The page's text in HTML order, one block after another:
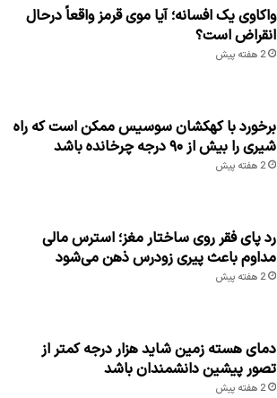
واکاوی یک افسانه؛ آیا موی قرمز واقعاً درحال
انقراض است؟
2 هفته پیش
برخورد با کهکشان سوسیس ممکن است که راه
شیری را بیش از ۹۰ درجه چرخانده باشد
2 هفته پیش
رد پای فقر روی ساختار مغز؛ استرس مالی
مداوم باعث پیری زودرس ذهن می‌شود
2 هفته پیش
دمای هسته زمین شاید هزار درجه کمتر از
تصور پیشین دانشمندان باشد
2 هفته پیش